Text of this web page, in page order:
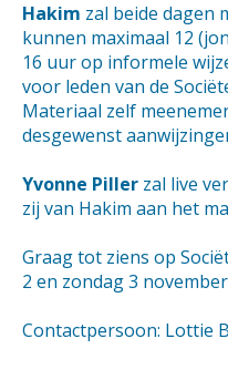
Hakim zal beide dagen
kunnen maximaal 12
16 uur op informele
voor leden van de
Materiaal zelf
desgewenst
Yvonne Piller zal live
zij van Hakim aan het
Graag tot ziens op
2 en zondag 3
Contactpersoon: Lottie